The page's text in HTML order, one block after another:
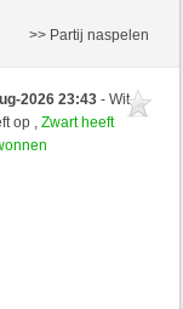
>> Partij naspelen
2026 23:43- Wit
op ,Zwart heeft